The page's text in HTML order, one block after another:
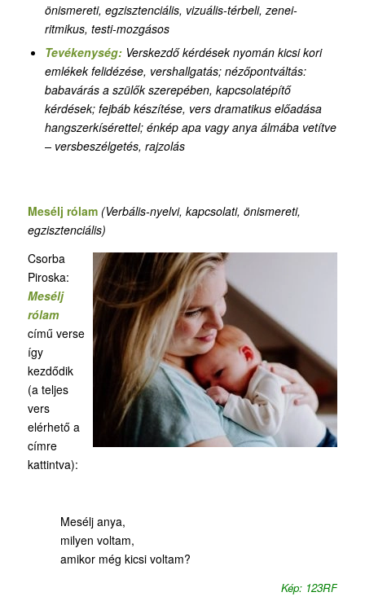
önismereti, egzisztenciális, vizuális-térbeli, zenei-
ritmikus, testi-mozgásos
Tevékenység: Verskezdő kérdések nyomán kicsi kori
emlékek felidézése, vershallgatás; nézőpontváltás:
babavárás a szülők szerepében, kapcsolatépítő
kérdések; fejbáb készítése, vers dramatikus előadása
hangszerkísérettel; énkép apa vagy anya álmába vetítve
– versbeszélgetés, rajzolás
Mesélj rólam (Verbális-nyelvi, kapcsolati, önismereti,
egzisztenciális)
Csorba
Piroska:
Mesélj
rólam
című verse
így
kezdődik
(a teljes
vers
elérhető a
címre
kattintva):
Mesélj anya,
milyen voltam,
amikor még kicsi voltam?
Kép: 123RF